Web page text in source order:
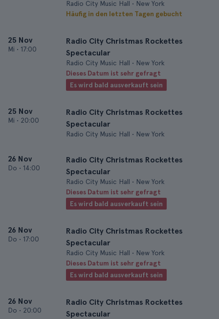
Radio City Music Hall • New York
Häufig in den letzten Tagen gebucht
25 Nov
Mi • 17:00
Radio City Christmas Rockettes
Spectacular
Radio City Music Hall • New York
Dieses Datum ist sehr gefragt
Es wird bald ausverkauft sein
25 Nov
Mi • 20:00
Radio City Christmas Rockettes
Spectacular
Radio City Music Hall • New York
26 Nov
Do • 14:00
Radio City Christmas Rockettes
Spectacular
Radio City Music Hall • New York
Dieses Datum ist sehr gefragt
Es wird bald ausverkauft sein
26 Nov
Do • 17:00
Radio City Christmas Rockettes
Spectacular
Radio City Music Hall • New York
Dieses Datum ist sehr gefragt
Es wird bald ausverkauft sein
26 Nov
Do • 20:00
Radio City Christmas Rockettes
Spectacular